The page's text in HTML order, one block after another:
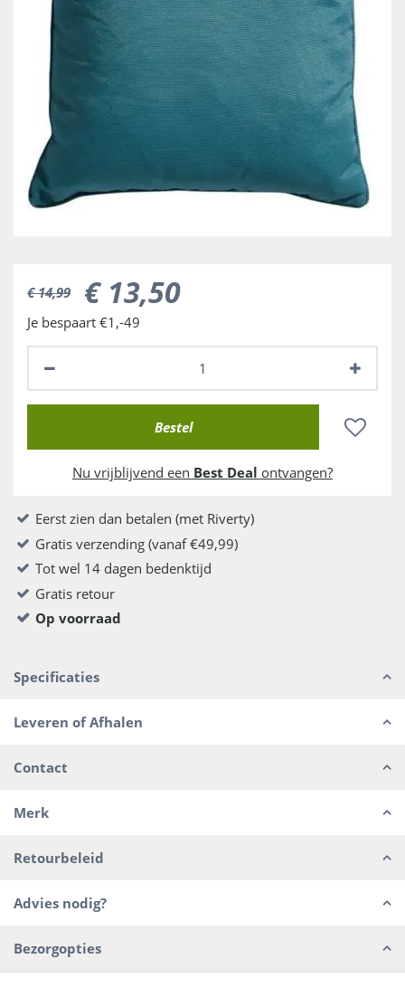
€ 14,99 € 13,50
Je bespaart €1,-49
Nu vrijblijvend een Best Deal ontvangen?
Eerst zien dan betalen (met Riverty)
Gratis verzending (vanaf €49,99)
Tot wel 14 dagen bedenktijd
Gratis retour
Op voorraad
Specificaties
Leveren of Afhalen
Contact
Merk
Retourbeleid
Advies nodig?
Bezorgopties